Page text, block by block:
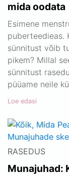
mida oodata
Esimene
puberteedieas.
sünnitust võib
pikem? Millal
sünnitust
püüame neile
Loe edasi
RASEDUS
Munajuhad: